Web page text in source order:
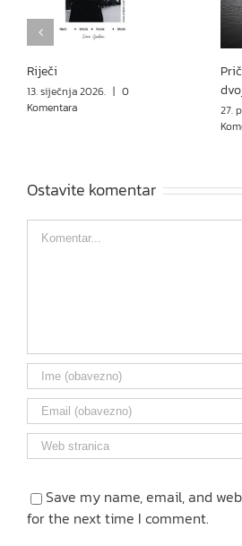
Riječi
13. siječnja 2026. | 0
Komentara
27.
Ostavite komentar
Comment
Save my name, email, and
for the next time I comment.